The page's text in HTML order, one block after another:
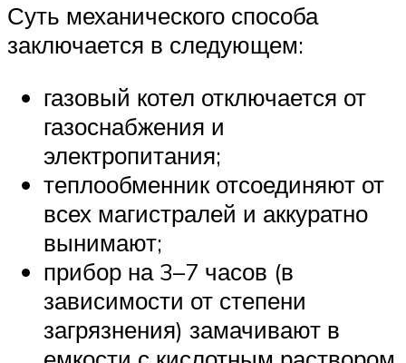
Суть механического способа
заключается в следующем:
газовый котел отключается от
газоснабжения и
электропитания;
теплообменник отсоединяют от
всех магистралей и аккуратно
вынимают;
прибор на 3–7 часов (в
зависимости от степени
загрязнения) замачивают в